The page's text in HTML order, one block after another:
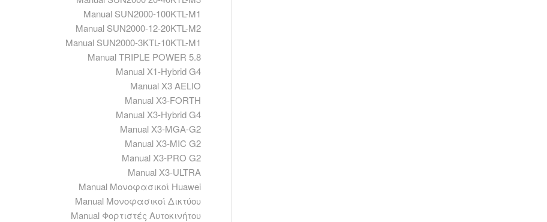
Manual SUN2000-100KTL-M1
Manual SUN2000-12-20KTL-M2
Manual SUN2000-3KTL-10KTL-M1
Manual TRIPLE POWER 5.8
Manual X1-Hybrid G4
Manual X3 AELIO
Manual X3-FORTH
Manual X3-Hybrid G4
Manual X3-MGA-G2
Manual X3-MIC G2
Manual X3-PRO G2
Manual X3-ULTRA
Manual Μονοφασικοί Huawei
Manual Μονοφασικοί Δικτύου
Manual Φορτιστές Αυτοκινήτου